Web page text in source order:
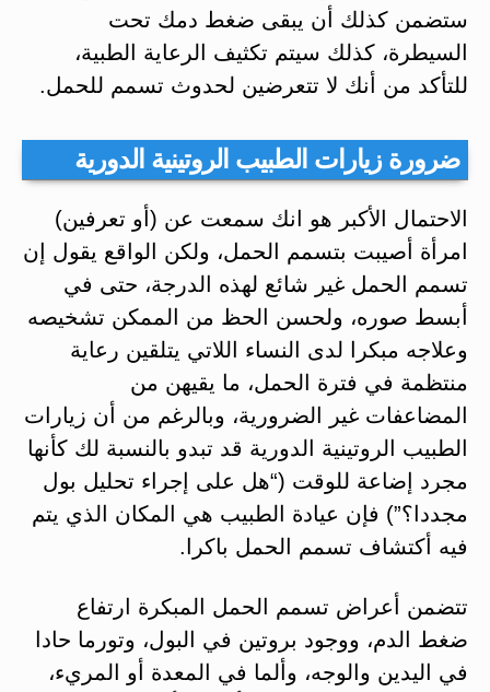
ستضمن كذلك أن يبقى ضغط دمك تحت
السيطرة، كذلك سيتم تكثيف الرعاية الطبية،
للتأكد من أنك لا تتعرضين لحدوث تسمم للحمل.
ضرورة زيارات الطبيب الروتينية الدورية
الاحتمال الأكبر هو انك سمعت عن (أو تعرفين)
امرأة أصيبت بتسمم الحمل، ولكن الواقع يقول إن
تسمم الحمل غير شائع لهذه الدرجة، حتى في
أبسط صوره، ولحسن الحظ من الممكن تشخيصه
وعلاجه مبكرا لدى النساء اللاتي يتلقین رعاية
منتظمة في فترة الحمل، ما يقيهن من
المضاعفات غير الضرورية، وبالرغم من أن زيارات
الطبيب الروتينية الدورية قد تبدو بالنسبة لك كأنها
مجرد إضاعة للوقت (“هل على إجراء تحليل بول
مجددا؟”) فإن عيادة الطبيب هي المكان الذي يتم
فيه أكتشاف تسمم الحمل باكرا.
تتضمن أعراض تسمم الحمل المبكرة ارتفاع
ضغط الدم، ووجود بروتين في البول، وتورما حادا
في اليدين والوجه، وألما في المعدة أو المريء،